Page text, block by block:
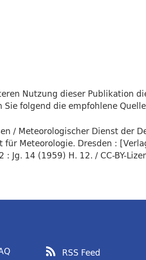
Nutzung dieser Publikation
folgend die empfohlene
/ Meteorologischer Dienst der
für Meteorologie. Dresden :
Jg. 14 (1959) H. 12. / CC-BY-
RSS Feed